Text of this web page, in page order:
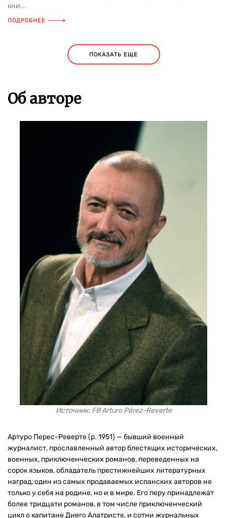
кни...
ПОДРОБНЕЕ
ПОКАЗАТЬ ЕЩЕ
Об авторе
Источник: FB Arturo Pérez-Reverte
Артуро Перес-Реверте (р. 1951) — бывший военный
журналист, прославленный автор блестящих исторических,
военных, приключенческих романов, переведенных на
сорок языков, обладатель престижнейших литературных
наград, один из самых продаваемых испанских авторов не
только у себя на родине, но и в мире. Его перу принадлежат
более тридцати романов, в том числе приключенческий
цикл о капитане Диего Алатристе, и сотни журнальных